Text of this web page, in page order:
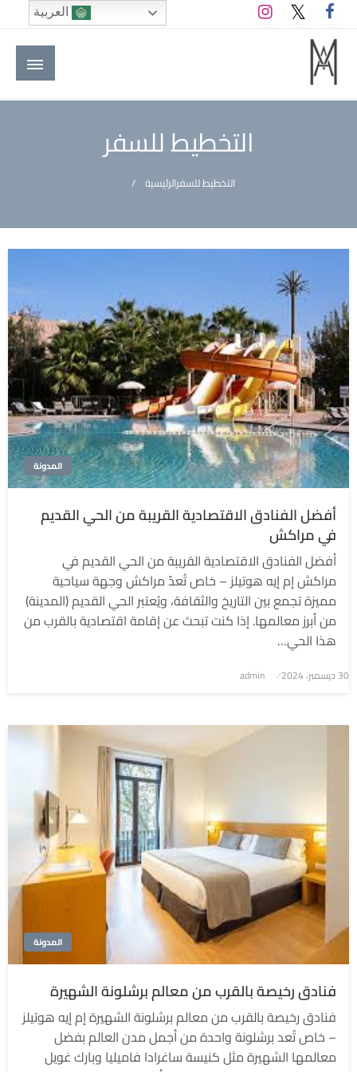
التخطي
إلى
المحتوى
M A hotels | إم ايه هوتيلز
الموقع الأول للعاملين في الفنادق في العالم العربي
التخطيط للسفر
الرئيسيةالتخطيط للسفر
المدونة
أفضل الفنادق الاقتصادية القريبة من الحي القديم
في مراكش
أفضل الفنادق الاقتصادية القريبة من الحي القديم في
مراكش إم إيه هوتيلز – خاص تُعدّ مراكش وجهة سياحية
مميزة تجمع بين التاريخ والثقافة، ويُعتبر الحي القديم (المدينة)
من أبرز معالمها. إذا كنت تبحث عن إقامة اقتصادية بالقرب من
هذا الحي…
نُشر
30 ديسمبر، 2024 admin
المدونة
فنادق رخيصة بالقرب من معالم برشلونة الشهيرة
فنادق رخيصة بالقرب من معالم برشلونة الشهيرة إم إيه هوتيلز
– خاص تُعد برشلونة واحدة من أجمل مدن العالم بفضل
معالمها الشهيرة مثل كنيسة ساغرادا فاميليا وبارك غويل
العربية